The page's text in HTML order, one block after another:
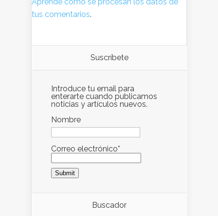
tus comentarios.
Suscríbete
Introduce tu email para
enterarte cuando publicamos
noticias y artículos nuevos.
Nombre
Correo electrónico*
Buscador